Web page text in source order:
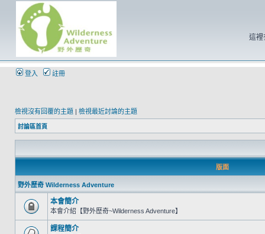
這裡
登入 註冊
檢視沒有回覆的主題 | 檢視最近討論的主題
討論區首頁
版面
野外歷奇 Wilderness Adventure
本會簡介
本會介紹【野外歷奇~Wilderness Adventure】
課程簡介